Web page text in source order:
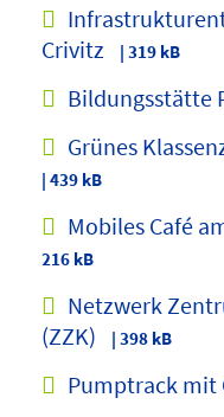
Crivitz
| 319 kB
Bildungsstätte
Grünes
| 439 kB
Mobiles Café
216 kB
Netzwerk
(ZZK)
| 398 kB
Pumptrack mit